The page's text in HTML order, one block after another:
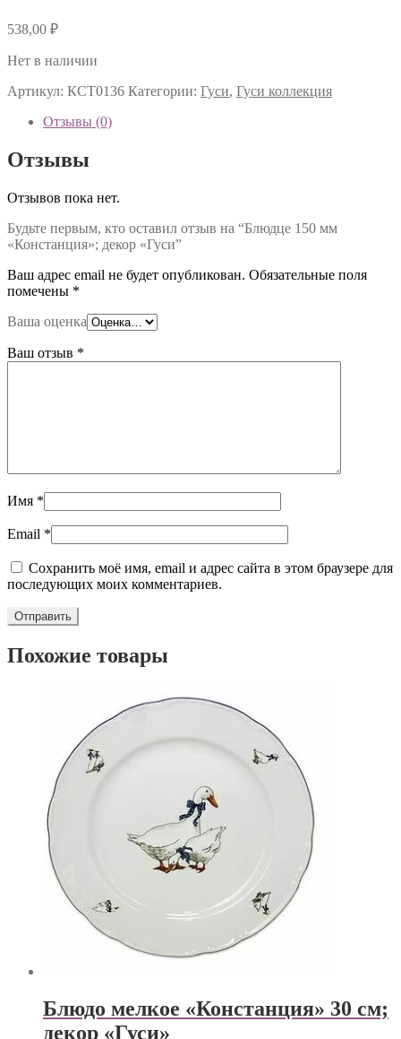
538,00 ₽
Нет в наличии
Артикул: КСТ0136 Категории: Гуси, Гуси коллекция
Отзывы (0)
Отзывы
Отзывов пока нет.
Будьте первым, кто оставил отзыв на “Блюдце 150 мм
«Констанция»; декор «Гуси”
Ваш адрес email не будет опубликован. Обязательные поля
помечены *
Ваша оценка
Ваш отзыв *
Имя *
Email *
Сохранить моё имя, email и адрес сайта в этом браузере для
последующих моих комментариев.
Похожие товары
Блюдо мелкое «Констанция» 30 см;
декор «Гуси»